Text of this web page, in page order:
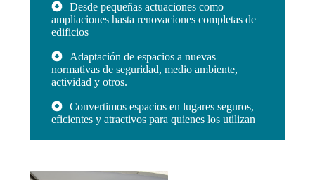
Desde pequeñas actuaciones como
ampliaciones hasta renovaciones completas de
edificios
Adaptación de espacios a nuevas
normativas de seguridad, medio ambiente,
actividad y otros.
Convertimos espacios en lugares seguros,
eficientes y atractivos para quienes los utilizan